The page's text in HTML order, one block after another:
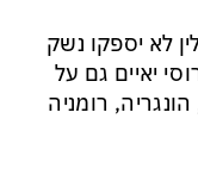
לא יספקו נשק
יאיים גם על
רומניה